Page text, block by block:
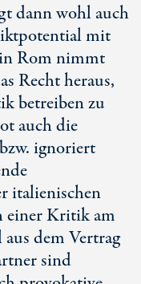
dann wohl auch
mit
Rom nimmt
Recht heraus,
betreiben zu
auch die
ignoriert
italienischen
einer Kritik am
dem Vertrag
sind